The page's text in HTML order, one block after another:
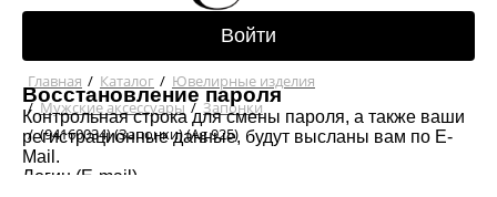
Главная / Каталог / Ювелирные изделия
/ Мужские аксессуары / Запонки
/ (94160034) (Запонки) (Ag 925)
Войти
Восстановление пароля
Контрольная строка для смены пароля, а также ваши
регистрационные данные, будут высланы вам по E-
Mail.
Логин (E-mail)